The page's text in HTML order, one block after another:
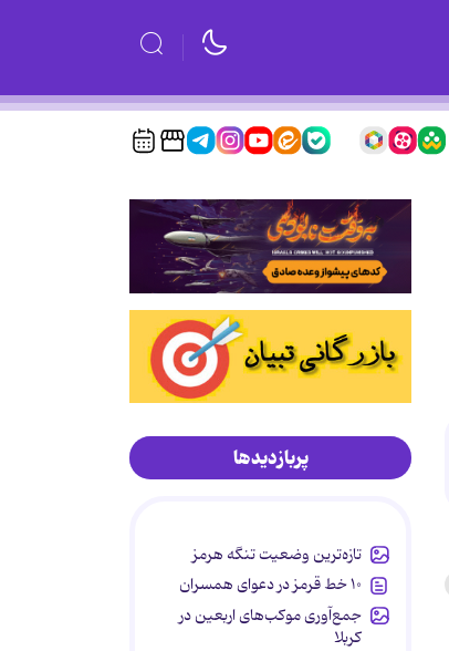
پربازدیدها
تازه‌ترین وضعیت تنگه هرمز
۱۰ خط قرمز در دعوای همسران
جمع‌آوری موکب‌های اربعین در
کربلا